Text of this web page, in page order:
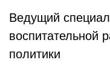
Ведущий
воспитательной
политики